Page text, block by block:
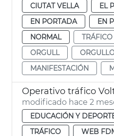
CIUTAT VELLA
EL
EN PORTADA
EN
NORMAL
TRÁFICO
ORGULL
MANIFESTACIÓN
Operativo tráfico
modificado hace 2
EDUCACIÓN Y
TRÁFICO
WEB